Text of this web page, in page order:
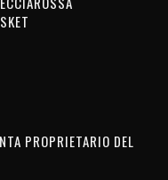
PROPRIETARIO DEL